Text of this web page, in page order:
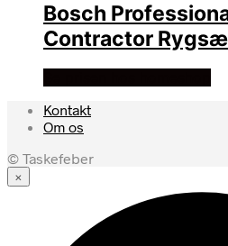
Bosch
Contractor
Kontakt
Om os
© Taskefeber
×